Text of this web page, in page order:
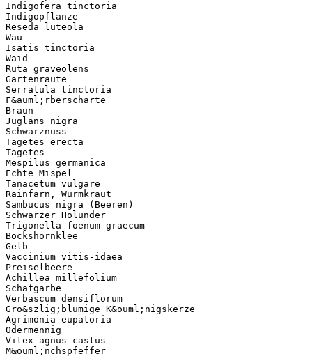
Indigofera tinctoria
Indigopflanze
Reseda luteola
Wau
Isatis tinctoria
Waid
Ruta graveolens
Gartenraute
Serratula tinctoria
F&auml;rberscharte
Braun
Juglans nigra
Schwarznuss
Tagetes erecta
Tagetes
Mespilus germanica
Echte Mispel
Tanacetum vulgare
Rainfarn, Wurmkraut
Sambucus nigra (Beeren)
Schwarzer Holunder
Trigonella foenum-graecum
Bockshornklee
Gelb
Vaccinium vitis-idaea
Preiselbeere
Achillea millefolium
Schafgarbe
Verbascum densiflorum
Gro&szlig;blumige K&ouml;nigskerze
Agrimonia eupatoria
Odermennig
Vitex agnus-castus
M&ouml;nchspfeffer